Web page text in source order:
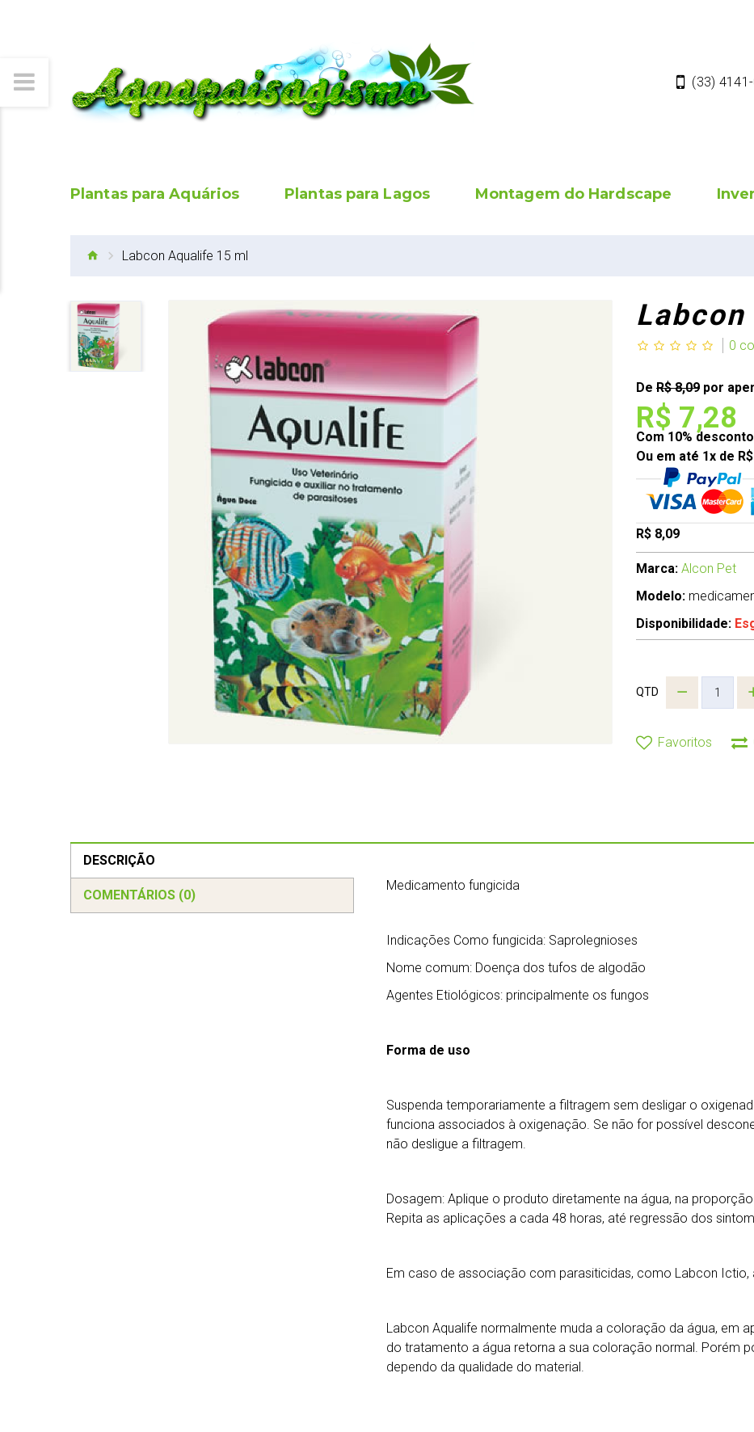
(33)
Plantas para Aquários Plantas para Lagos Montagem do Hardscape
Labcon Aqualife 15 ml
0
De R$ 8,09 por
R$ 7,28
Com 10%
Ou em até 1x de
R$ 8,09
Marca: Alcon Pet
Modelo:
Disponibilidade:
QTD
Favoritos
DESCRIÇÃO
COMENTÁRIOS (0)
Medicamento fungicida
Indicações Como fungicida: Saprolegnioses
Nome comum: Doença dos tufos de algodão
Agentes Etiológicos: principalmente os fungos
Forma de uso
Suspenda temporariamente a filtragem sem desligar o
funciona associados à oxigenação. Se não for possível
não desligue a filtragem.
Dosagem: Aplique o produto diretamente na água, na
Repita as aplicações a cada 48 horas, até regressão dos
Em caso de associação com parasiticidas, como Labcon Ictio,
Labcon Aqualife normalmente muda a coloração da água, em
do tratamento a água retorna a sua coloração normal. Porém
dependo da qualidade do material.